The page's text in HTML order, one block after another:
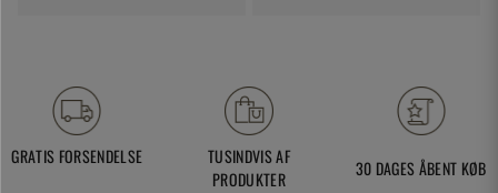
GRATIS FORSENDELSE
TUSINDVIS AF
PRODUKTER
30 DAGES ÅBENT KØB